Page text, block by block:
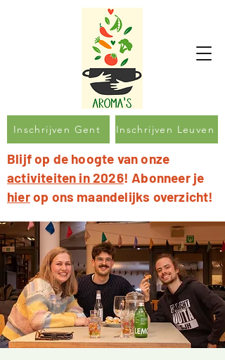
Inschrijven Gent Inschrijven Leuven
Blijf op de hoogte van onze
activiteiten in 2026! Abonneer je
hierop ons maandelijks overzicht!